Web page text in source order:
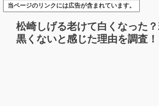
当ページのリンクには広告が含まれています。
松崎しげる老けて白くなった
黒くないと感じた理由を調査！